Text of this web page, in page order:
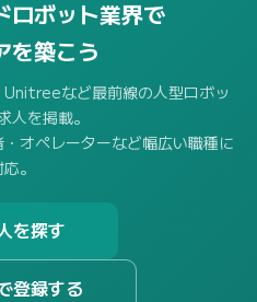
ロボット業界で
を築こう
など最前線の人型ロボッ
人を掲載。
オペレーターなど幅広い職種に
。
を探す
登録する